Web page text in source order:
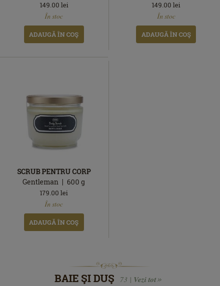
149.00 lei
În stoc
ADAUGĂ ÎN COŞ
149.00 lei
În stoc
ADAUGĂ ÎN COŞ
SCRUB PENTRU CORP
Gentleman
600g
179.00 lei
În stoc
ADAUGĂ ÎN COŞ
BAIE ŞI DUŞ 73 | Vezi tot